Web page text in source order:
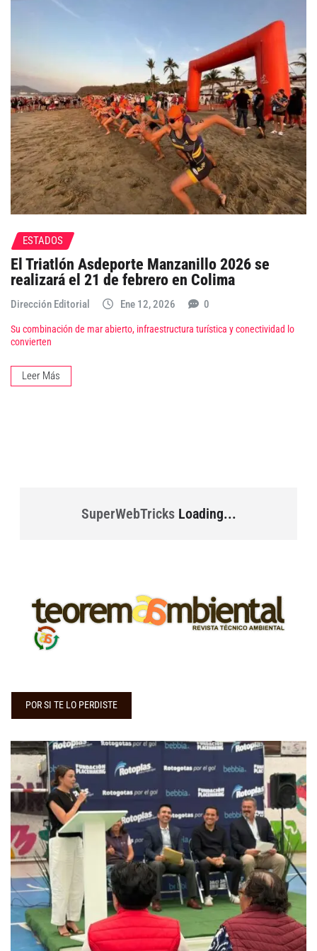
ESTADOS
El Triatlón Asdeporte Manzanillo 2026 se
realizará el 21 de febrero en Colima
Dirección Editorial Ene 12, 2026 0
Su combinación de mar abierto, infraestructura turística y conectividad lo
convierten
Leer Más
SuperWebTricksLoading...
POR SI TE LO PERDISTE